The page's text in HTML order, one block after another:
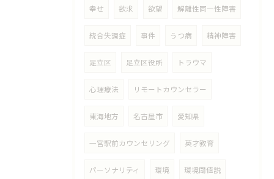
幸せ 欲求 欲望 解離性同一性障害
統合失調症 事件 うつ病 精神障害
足立区 足立区役所 トラウマ
心理療法 リモートカウンセラー
東海地方 名古屋市 愛知県
一宮駅前カウンセリング 英才教育
パーソナリティ 環境 環境閾値説